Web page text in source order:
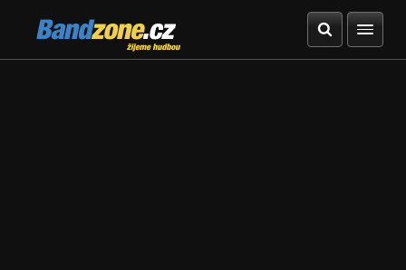
Bandzone.cz
žijeme hudbou